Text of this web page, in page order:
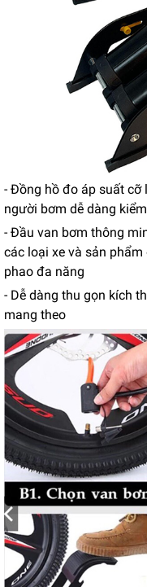
- Đồng hồ đo áp suất cỡ
người bơm dễ dàng
- Đầu van bơm thông
các loại xe và sản
phao đa năng
- Dễ dàng thu gọn kích
mang theo